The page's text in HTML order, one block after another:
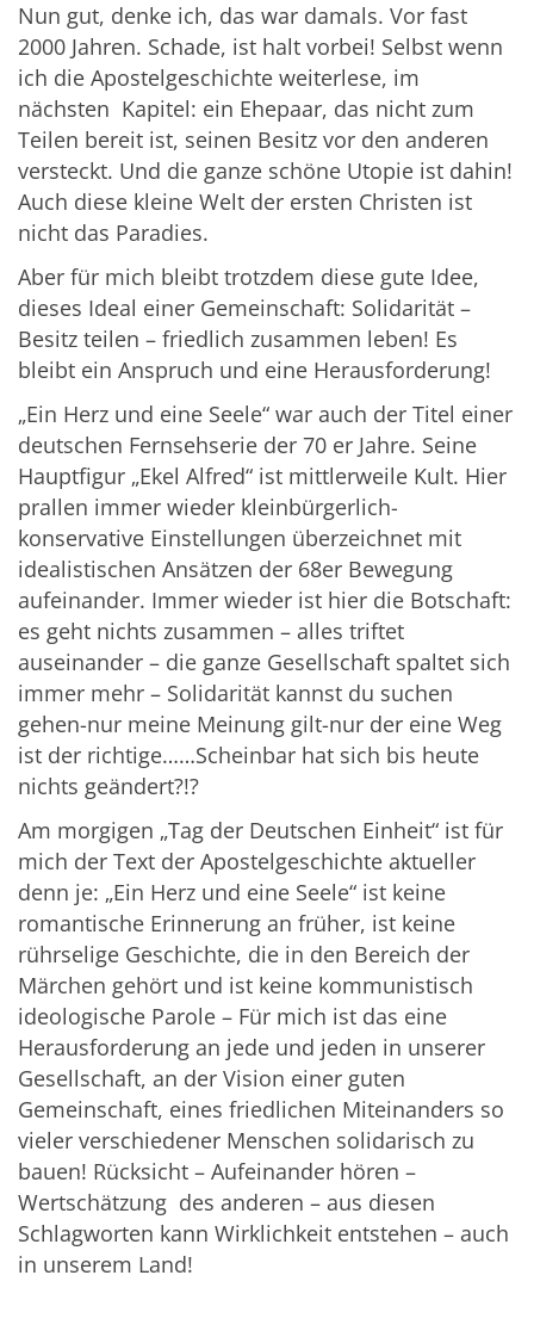
Nun gut, denke ich, das war damals. Vor fast
2000 Jahren. Schade, ist halt vorbei! Selbst wenn
ich die Apostelgeschichte weiterlese, im
nächsten Kapitel: ein Ehepaar, das nicht zum
Teilen bereit ist, seinen Besitz vor den anderen
versteckt. Und die ganze schöne Utopie ist dahin!
Auch diese kleine Welt der ersten Christen ist
nicht das Paradies.
Aber für mich bleibt trotzdem diese gute Idee,
dieses Ideal einer Gemeinschaft: Solidarität –
Besitz teilen – friedlich zusammen leben! Es
bleibt ein Anspruch und eine Herausforderung!
„Ein Herz und eine Seele“ war auch der Titel einer
deutschen Fernsehserie der 70 er Jahre. Seine
Hauptfigur „Ekel Alfred“ ist mittlerweile Kult. Hier
prallen immer wieder kleinbürgerlich-
konservative Einstellungen überzeichnet mit
idealistischen Ansätzen der 68er Bewegung
aufeinander. Immer wieder ist hier die Botschaft:
es geht nichts zusammen – alles triftet
auseinander – die ganze Gesellschaft spaltet sich
immer mehr – Solidarität kannst du suchen
gehen-nur meine Meinung gilt-nur der eine Weg
ist der richtige……Scheinbar hat sich bis heute
nichts geändert?!?
Am morgigen „Tag der Deutschen Einheit“ ist für
mich der Text der Apostelgeschichte aktueller
denn je: „Ein Herz und eine Seele“ ist keine
romantische Erinnerung an früher, ist keine
rührselige Geschichte, die in den Bereich der
Märchen gehört und ist keine kommunistisch
ideologische Parole – Für mich ist das eine
Herausforderung an jede und jeden in unserer
Gesellschaft, an der Vision einer guten
Gemeinschaft, eines friedlichen Miteinanders so
vieler verschiedener Menschen solidarisch zu
bauen! Rücksicht – Aufeinander hören –
Wertschätzung des anderen – aus diesen
Schlagworten kann Wirklichkeit entstehen – auch
in unserem Land!